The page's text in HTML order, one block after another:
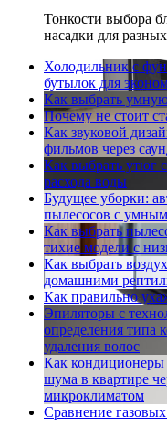
Тонкости выбора
насадки для
Холодильник с
бутылок для
Как выбрать
Почему не стоит
Как звуковой
фильмов через
Как выбрать утюг
расхода воды
Будущее уборки:
пылесосов с
Как выбрать
тихие модели с
Как выбрать
домашними
Как правильно
Эпиляторы с
определения типа
удаления волос
Как кондиционеры
шума в квартире
микроклиматом
Сравнение